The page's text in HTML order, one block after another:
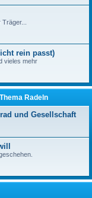
rein passt)
vieles mehr
Radeln
und Gesellschaft